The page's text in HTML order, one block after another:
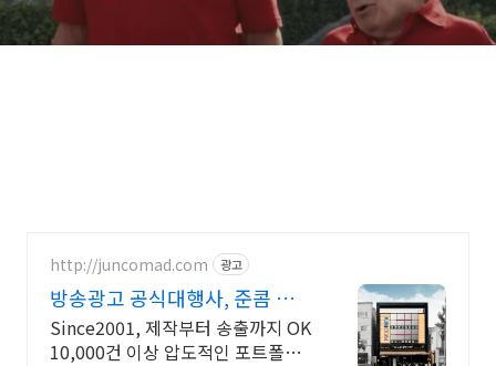
http://juncomad.com 광고
방송광고 공식대행사, 준콤 첫광
고 진행시 20% 할인!
Since2001, 제작부터 송출까지 OK
10,000건 이상 압도적인 포트폴리